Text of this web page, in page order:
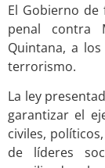
El Gobierno
penal contra
Quintana, a
terrorismo.
La ley
garantizar el
civiles,
de líderes